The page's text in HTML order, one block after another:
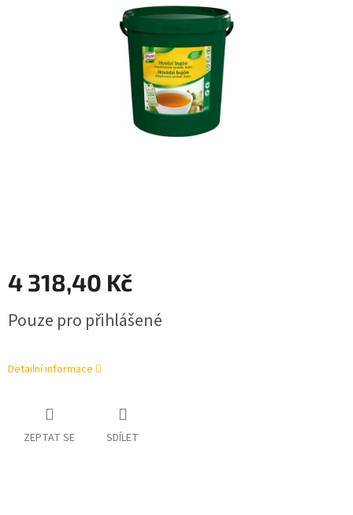
4 318,40 Kč
cena:
Pouze pro přihlášené
Detailní informace
ZEPTAT SE SDÍLET